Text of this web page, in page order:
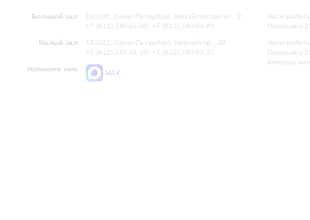
Большой зал:
191186, Санкт-Петербург, Михайловская ул., 2
+7 (812) 240-01-00, +7 (812) 240-01-80
Малый зал:
191011, Санкт-Петербург, Невский пр., 30
+7 (812) 240-01-00, +7 (812) 240-01-70
Напишите нам:
MAX
Часы
Перерыв с
Часы
Перерыв с
Вопросы